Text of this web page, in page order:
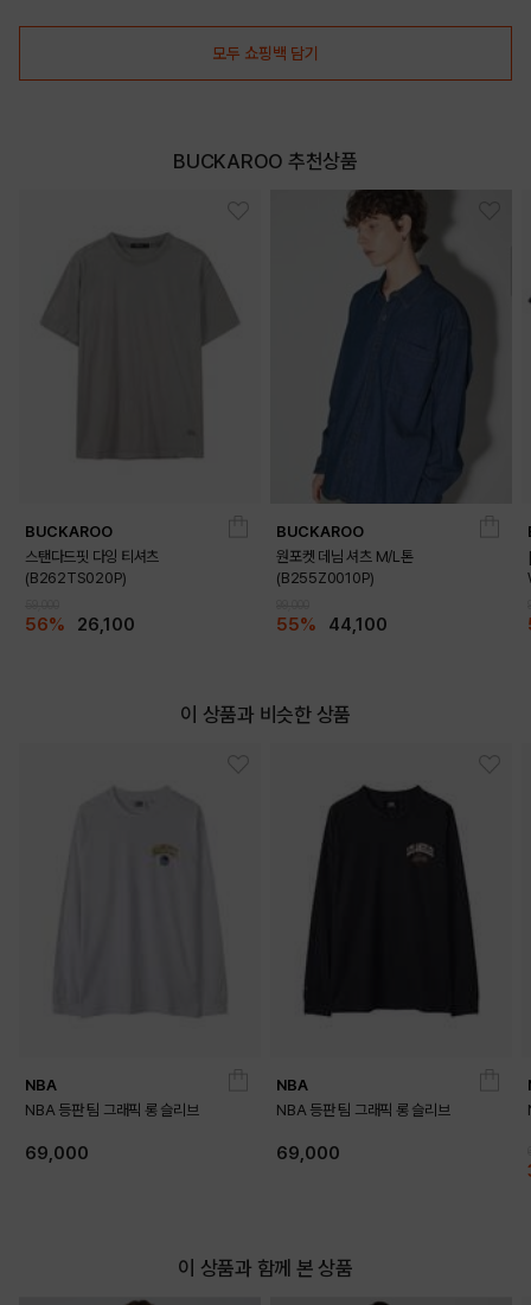
모두 쇼핑백 담기
BUCKAROO 추천상품
BUCKAROO
스탠다드핏 다잉 티셔츠
(B262TS020P)
56% 26,100
BUCKAROO
원포켓 데님 셔츠 M/L톤
(B255Z0010P)
55% 44,100
이 상품과 비슷한 상품
NBA
NBA 등판 팀 그래픽 롱 슬리브
69,000
NBA
NBA 등판 팀 그래픽 롱 슬리브
69,000
이 상품과 함께 본 상품